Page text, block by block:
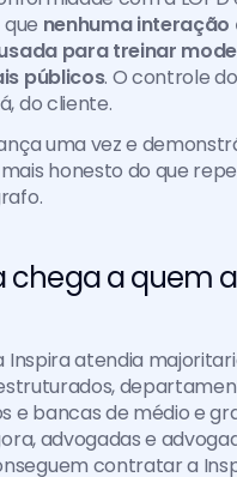
nenhuma interação
para treinar
públicos. O controle
do cliente.
uma vez e
honesto do que
chega a quem
Inspira atendia
e bancas de médio e
advogadas e
contratar a